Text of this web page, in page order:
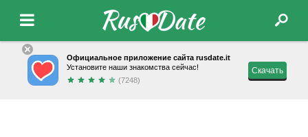
Официальное приложение сайта rusdate.it
Установите наши знакомства сейчас!
(7248)
Скачать